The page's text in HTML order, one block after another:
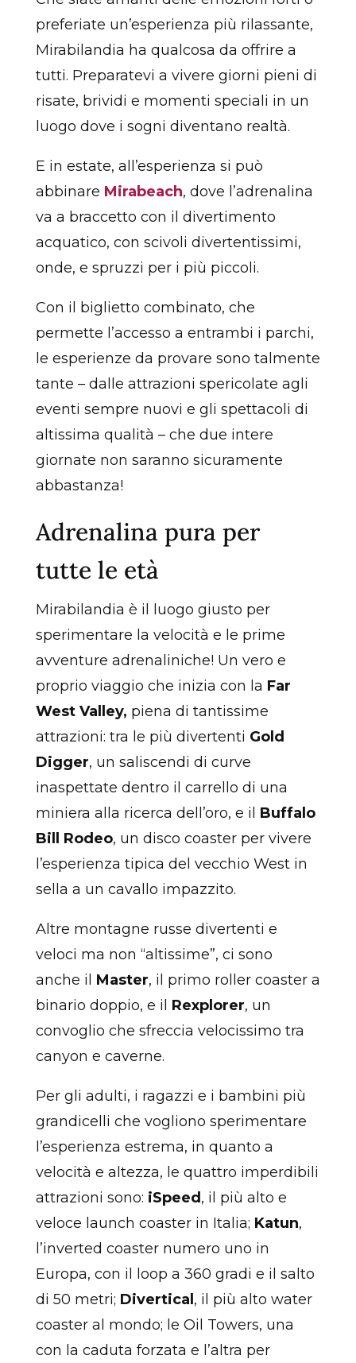
preferiate un’esperienza più rilassante,
Mirabilandia ha qualcosa da offrire a
tutti. Preparatevi a vivere giorni pieni di
risate, brividi e momenti speciali in un
luogo dove i sogni diventano realtà.
E in estate, all’esperienza si può
abbinare Mirabeach, dove l’adrenalina
va a braccetto con il divertimento
acquatico, con scivoli divertentissimi,
onde, e spruzzi per i più piccoli.
Con il biglietto combinato, che
permette l’accesso a entrambi i parchi,
le esperienze da provare sono talmente
tante – dalle attrazioni spericolate agli
eventi sempre nuovi e gli spettacoli di
altissima qualità – che due intere
giornate non saranno sicuramente
abbastanza!
Adrenalina pura per
tutte le età
Mirabilandia è il luogo giusto per
sperimentare la velocità e le prime
avventure adrenaliniche! Un vero e
proprio viaggio che inizia con la Far
West Valley, piena di tantissime
attrazioni: tra le più divertenti Gold
Digger, un saliscendi di curve
inaspettate dentro il carrello di una
miniera alla ricerca dell’oro, e il Buffalo
Bill Rodeo, un disco coaster per vivere
l’esperienza tipica del vecchio West in
sella a un cavallo impazzito.
Altre montagne russe divertenti e
veloci ma non “altissime”, ci sono
anche il Master, il primo roller coaster a
binario doppio, e il Rexplorer, un
convoglio che sfreccia velocissimo tra
canyon e caverne.
Per gli adulti, i ragazzi e i bambini più
grandicelli che vogliono sperimentare
l’esperienza estrema, in quanto a
velocità e altezza, le quattro imperdibili
attrazioni sono: iSpeed , il più alto e
veloce launch coaster in Italia; Katun,
l’inverted coaster numero uno in
Europa, con il loop a 360 gradi e il salto
di 50 metri; Divertical , il più alto water
coaster al mondo; le Oil Towers, una
con la caduta forzata e l’altra per